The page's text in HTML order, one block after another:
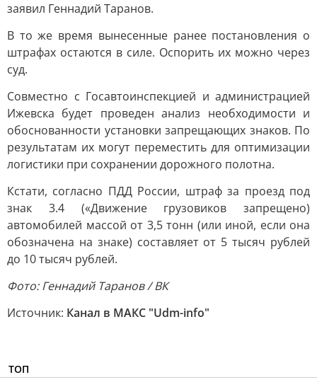
заявил Геннадий Таранов.
В то же время вынесенные ранее постановления о
штрафах остаются в силе. Оспорить их можно через
суд.
Совместно с Госавтоинспекцией и администрацией
Ижевска будет проведен анализ необходимости и
обоснованности установки запрещающих знаков. По
результатам их могут переместить для оптимизации
логистики при сохранении дорожного полотна.
Кстати, согласно ПДД России, штраф за проезд под
знак 3.4 («Движение грузовиков запрещено)
автомобилей массой от 3,5 тонн (или иной, если она
обозначена на знаке) составляет от 5 тысяч рублей
до 10 тысяч рублей.
Фото: Геннадий Таранов / ВК
Источник: Канал в МАКС "Udm-info"
ТОП